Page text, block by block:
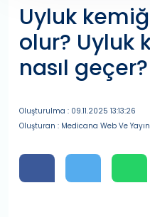
Uyluk
olur? Uyluk
nasıl geçer?
Oluşturulma : 09.11.2025 13:13:26
Oluşturan : Medicana Web Ve